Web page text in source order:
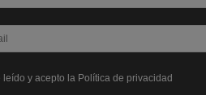
y acepto la Política de privacidad